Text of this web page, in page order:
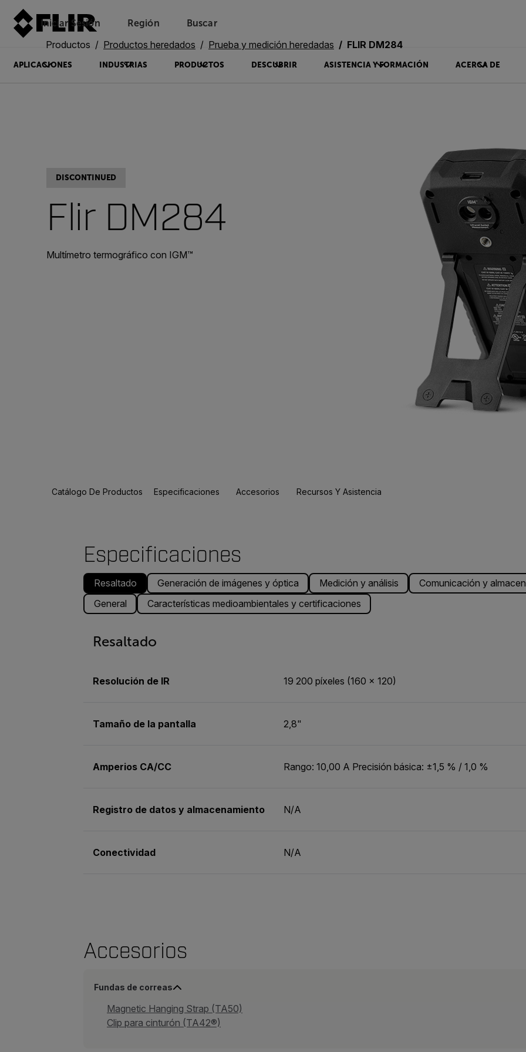
Iniciar Sesión Región Buscar
APLICACIONES INDUSTRIAS PRODUCTOS DESCUBRIR ASISTENCIA Y FORMACIÓN ACERCA DE
Productos Productos heredados Prueba y medición heredadas FLIR DM284
DISCONTINUED
Flir DM284
Multímetro termográfico con IGM™
Catálogo De Productos Especificaciones Accesorios Recursos Y Asistencia
Especificaciones
Resaltado Generación de imágenes y óptica Medición y análisis Comunicación y
General
Características medioambientales y certificaciones
Resaltado
Resolución de IR 19 200 píxeles (160 × 120)
Tamaño de la pantalla 2,8"
Amperios CA/CC Rango: 10,00 A Precisión básica: ±1,5 % / 1,0 %
Registro de datos y almacenamiento N/A
Conectividad N/A
Accesorios
Fundas de correas
Magnetic Hanging Strap (TA50)
Clip para cinturón (TA42®)